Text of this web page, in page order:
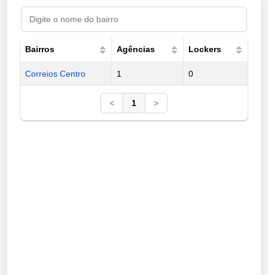
Bairros Agências Lockers
Correios Centro 1 0
< 1 >